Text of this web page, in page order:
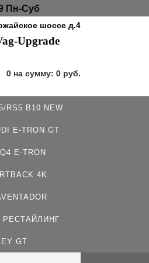
Суб
шоссе д.4
Upgrade
0на сумму: 0руб.
RS5 B10 NEW
E-TRON GT
Q4 E-TRON
4K
/ РЕСТАЙЛИНГ
GT